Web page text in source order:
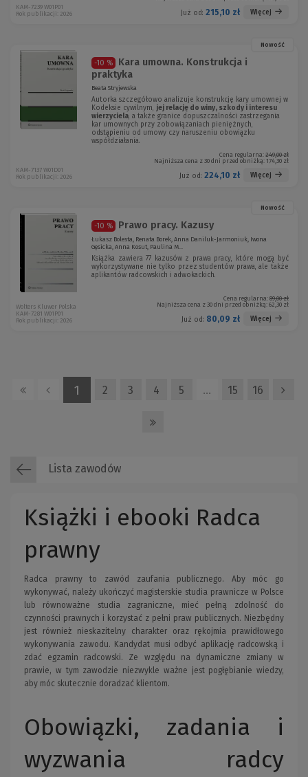
Już od: 215,10 zł Więcej
KAM-7239 W01P01
Rok publikacji: 2026
Nowość
-10 %
Kara umowna. Konstrukcja i
praktyka
Beata Stryjewska
Autorka szczegółowo analizuje konstrukcję kary umownej w
Kodeksie cywilnym, jej relację do winy, szkody i interesu
wierzyciela, a także granice dopuszczalności zastrzegania
kar umownych przy zobowiązaniach pieniężnych,
odstąpieniu od umowy czy naruszeniu obowiązku
współdziałania.
Cena regularna: 249,00 zł
Najniższa cena z 30 dni przed obniżką: 174,30 zł
Już od: 224,10 zł Więcej
KAM-7137 W01D01
Rok publikacji: 2026
Nowość
-10 % Prawo pracy. Kazusy
Łukasz Bolesta, Renata Borek, Anna Daniluk-Jarmoniuk, Iwona
Gęsicka, Anna Kosut, Paulina M...
Książka zawiera 77 kazusów z prawa pracy, które mogą być
wykorzystywane nie tylko przez studentów prawa, ale także
aplikantów radcowskich i adwokackich.
Cena regularna: 89,00 zł
Najniższa cena z 30 dni przed obniżką: 62,30 zł
Już od: 80,09 zł Więcej
Wolters Kluwer Polska
KAM-7281 W01P01
Rok publikacji: 2026
1 2 3 4 5 … 15 16
Lista zawodów
Książki i ebooki Radca
prawny
Radca prawny to zawód zaufania publicznego. Aby móc go
wykonywać, należy ukończyć magisterskie studia prawnicze w Polsce
lub równoważne studia zagraniczne, mieć pełną zdolność do
czynności prawnych i korzystać z pełni praw publicznych. Niezbędny
jest również nieskazitelny charakter oraz rękojmia prawidłowego
wykonywania zawodu. Kandydat musi odbyć aplikację radcowską i
zdać egzamin radcowski. Ze względu na dynamiczne zmiany w
prawie, w tym zawodzie niezwykle ważne jest pogłębianie wiedzy,
aby móc skutecznie doradzać klientom.
Obowiązki, zadania i
wyzwania radcy